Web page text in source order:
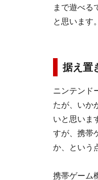
まで遊べる
と思います。
据え置
ニンテンド
たが、いか
いと思いま
すが、携帯
か、という
携帯ゲーム